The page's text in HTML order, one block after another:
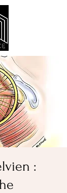
: